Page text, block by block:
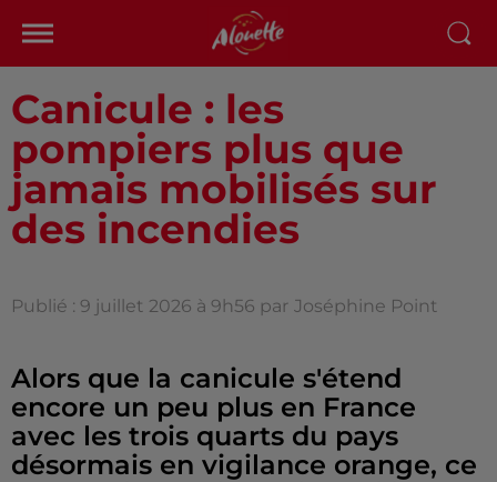
Canicule : les
pompiers plus que
jamais mobilisés sur
des incendies
Publié : 9 juillet 2026 à 9h56 par Joséphine Point
Alors que la canicule s'étend
encore un peu plus en France
avec les trois quarts du pays
désormais en vigilance orange, ce